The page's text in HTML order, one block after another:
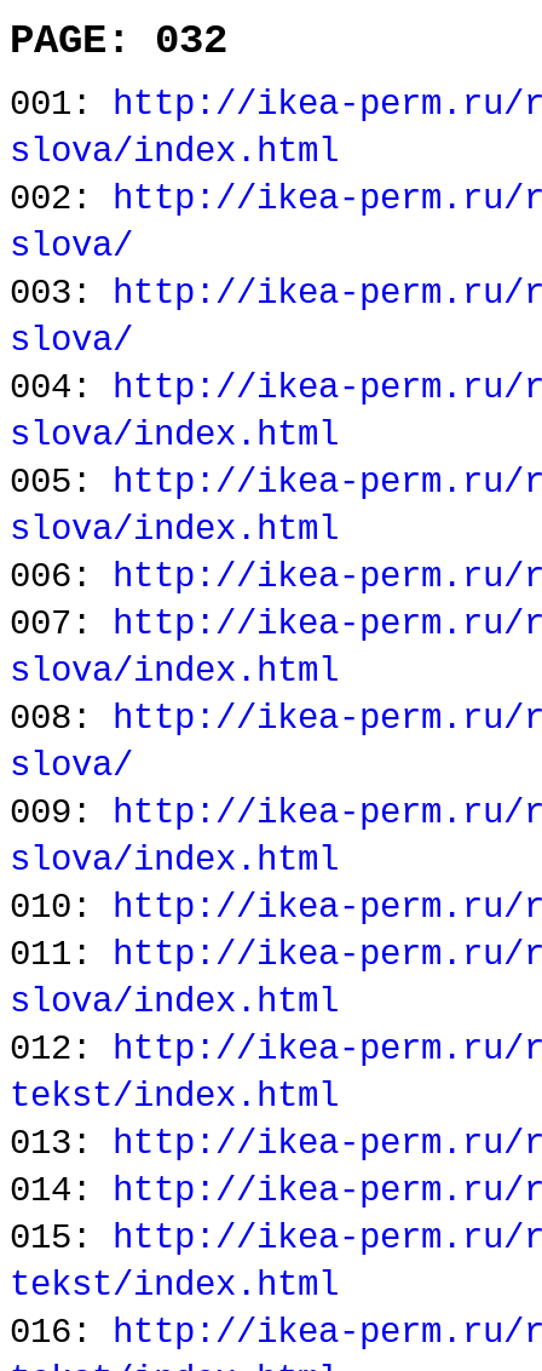
PAGE: 032
001: http://ikea-
slova/index.html
002: http://ikea-perm.ru/
slova/
003: http://ikea-perm.ru/
slova/
004: http://ikea-perm.ru/
slova/index.html
005: http://ikea-perm.ru/
slova/index.html
006: http://ikea-perm.ru/
007: http://ikea-perm.ru/
slova/index.html
008: http://ikea-perm.ru/
slova/
009: http://ikea-perm.ru/
slova/index.html
010: http://ikea-perm.ru/
011: http://ikea-perm.ru/
slova/index.html
012: http://ikea-
tekst/index.html
013: http://ikea-perm.ru/
014: http://ikea-perm.ru/
015: http://ikea-perm.ru/
tekst/index.html
016: http://ikea-perm.ru/